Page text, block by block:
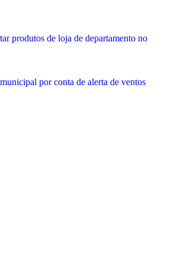
produtos de loja de departamento no
por conta de alerta de ventos